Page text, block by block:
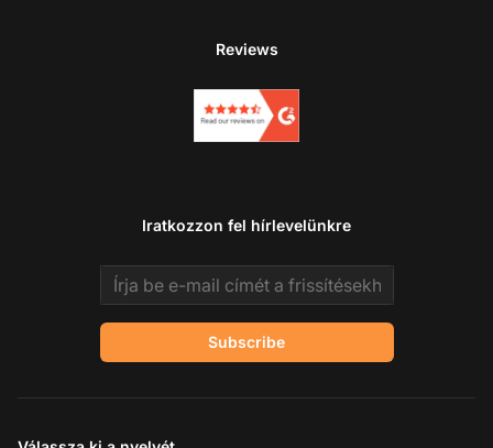
Reviews
Iratkozzon fel hírlevelünkre
Email address
Subscribe